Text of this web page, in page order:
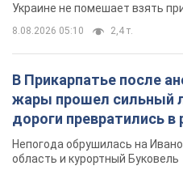
неисправного
вынес неожиданное
Нужно ли платить долг из-за
11 часов назад 31,6 т.